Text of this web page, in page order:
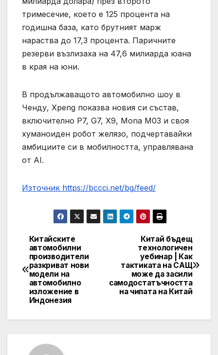
тримесечие, което е 125 процента на
годишна база, като брутният марж
нараства до 17,3 процента. Паричните
резерви възлизаха на 47,6 милиарда юана
в края на юни.
В продължаващото автомобилно шоу в
Ченду, Xpeng показва новия си състав,
включително P7, G7, X9, Mona M03 и своя
хуманоиден робот желязо, подчертавайки
амбициите си в мобилността, управлявана
от AI.
Източник https://bccci.net/bg/feed/
Post
navigation
Китай бъдещ
технологичен
уебинар | Как
тактиката на САЩ
може да засили
самодостатъчността
на чипата на Китай
Китайските
автомобилни
производители
разкриват нови
модели на
автомобилно
изложение в
Индонезия